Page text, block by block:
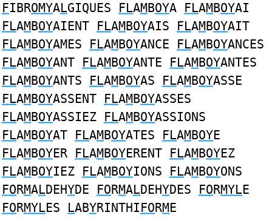
FIBROMYALGIQUES FLAMBOYA FLAMBOYAI
FLAMBOYAIENT FLAMBOYAIS FLAMBOYAIT
FLAMBOYAMES FLAMBOYANCE FLAMBOYANCES
FLAMBOYANT FLAMBOYANTE FLAMBOYANTES
FLAMBOYANTS FLAMBOYAS FLAMBOYASSE
FLAMBOYASSENT FLAMBOYASSES
FLAMBOYASSIEZ FLAMBOYASSIONS
FLAMBOYAT FLAMBOYATES FLAMBOYE
FLAMBOYER FLAMBOYERENT FLAMBOYEZ
FLAMBOYIEZ FLAMBOYIONS FLAMBOYONS
FORMALDEHYDE FORMALDEHYDES FORMYLE
FORMYLES LABYRINTHIFORME